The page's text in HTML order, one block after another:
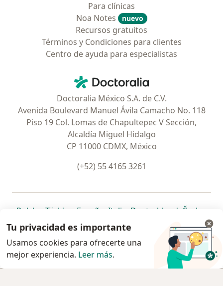
Para clínicas
Noa Notes
nuevo
Recursos gratuitos
Términos y Condiciones para clientes
Centro de ayuda para especialistas
Doctoralia - Página de inicio
Doctoralia México S.A. de C.V.
Avenida Boulevard Manuel Ávila Camacho No. 118
Piso 19 Col. Lomas de Chapultepec V Sección,
Alcaldía Miguel Hidalgo
CP 11000 CDMX, México
(+52) 55 4165 3261
Polska se abre en una nueva pestaña
Türkiye se abre en una nueva pestaña
España se abre en una nueva pestaña
Italia se abre en una nueva
Deutschlandse abre en
Česko
Portugal
se abre en una nueva pestaña
México se abre en una nueva pestaña
Chile se abre en una nueva pestaña
Brasil se abre en una nueva
se abre en
se
se abre en una nueva
www.doctoralia.com.mx © 2026 - Encuentra tu
Tu privacidad es importante
Usamos cookies para ofrecerte una
mejor experiencia. Leer más.